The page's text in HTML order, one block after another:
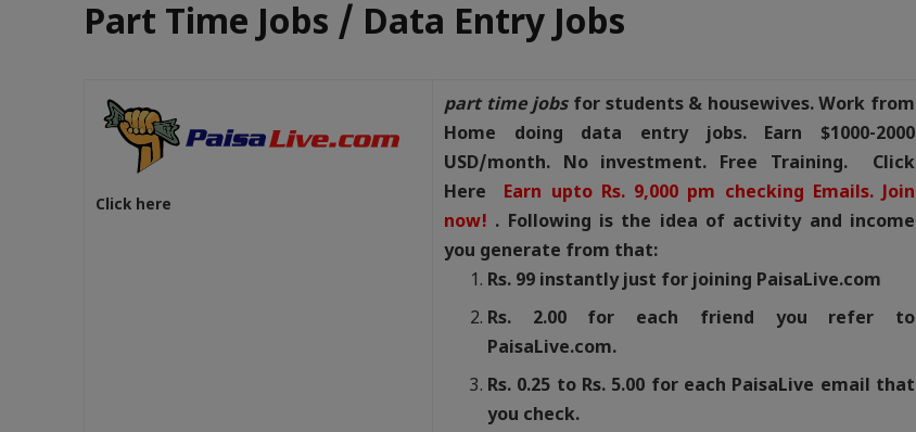
Part Time Jobs / Data Entry Jobs
Click here
part time jobsfor students & housewives. Work from
Home doing data entry jobs. Earn $1000-2000
USD/month. No investment. Free Training. Click
Here Earn upto Rs. 9,000 pm checking Emails. Join
now! . Following is the idea of activity and income
you generate from that:
Rs. 99 instantly just for joining PaisaLive.com
Rs. 2.00 for each friend you refer to
PaisaLive.com.
Rs. 0.25 to Rs. 5.00 for each PaisaLive email that
you check.